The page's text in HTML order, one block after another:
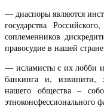
— диаспоры являются
государства
соплеменников
правосудие в нашей
— исламисты с их лобби и
банкинга и, извинити,
нашего общества –
этноконсфессионального